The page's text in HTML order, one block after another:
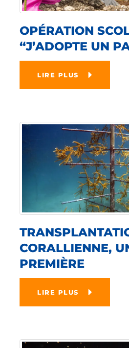
OPÉRATION
“J’ADOPTE UN
LIRE PLUS
CORALLIENNE,
PREMIÈRE
LIRE PLUS